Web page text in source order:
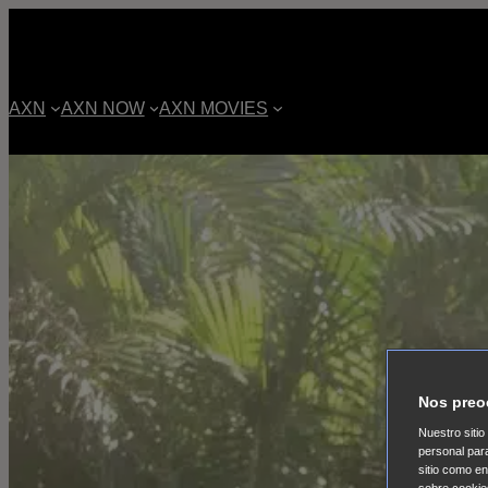
AXN AXN NOW AXN MOVIES
Nos
Nuestro
personal
sitio como